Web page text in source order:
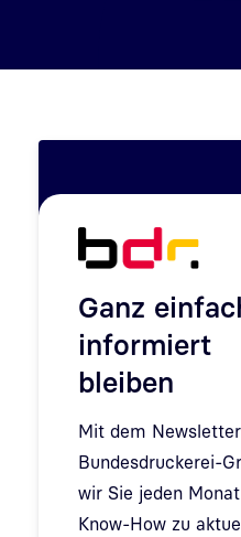
Ganz
informiert
bleiben
Mit dem
Bundesdruckerei-
wir Sie jeden
Know-How zu